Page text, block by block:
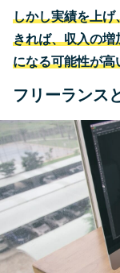
しかし実績を上げ
きれば、収入の増
になる可能性が高
フリーランス